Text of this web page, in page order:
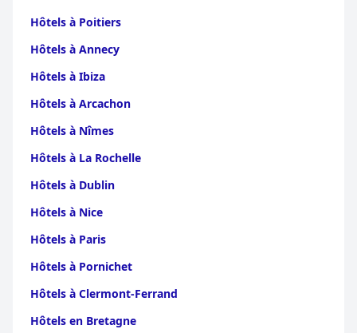
Hôtels à Poitiers
Hôtels à Annecy
Hôtels à Ibiza
Hôtels à Arcachon
Hôtels à Nîmes
Hôtels à La Rochelle
Hôtels à Dublin
Hôtels à Nice
Hôtels à Paris
Hôtels à Pornichet
Hôtels à Clermont-Ferrand
Hôtels en Bretagne